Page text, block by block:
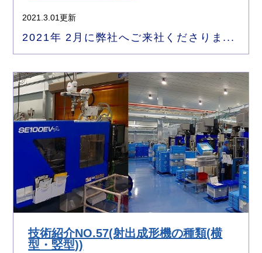
2021.3.01更新
2021年 2月に弊社へご来社くださりま...
技術紹介NO.57(射出成形機の種類(横
型・竪型))